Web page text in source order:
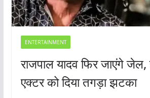
ENTERTAINMENT
राजपाल यादव फिर जाएंगे जेल,
एक्टर को दिया तगड़ा झटका